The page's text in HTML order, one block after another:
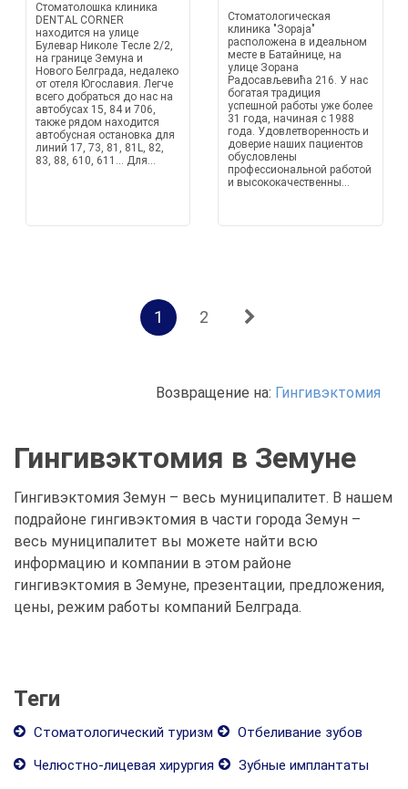
Стоматолошка клиника
DENTAL CORNER
находится на улице
Булевар Николе Тесле 2/2,
на границе Земуна и
Нового Белграда, недалеко
от отеля Югославия. Легче
всего добраться до нас на
автобусах 15, 84 и 706,
также рядом находится
автобусная остановка для
линий 17, 73, 81, 81L, 82,
83, 88, 610, 611... Для...
Стоматологическая
клиника "Зораја"
расположена в идеальном
месте в Батайнице, на
улице Зорана
Радосављевића 216. У нас
богатая традиция
успешной работы уже более
31 года, начиная с 1988
года. Удовлетворенность и
доверие наших пациентов
обусловлены
профессиональной работой
и высококачественны...
1 2
Возвращение на: Гингивэктомия
Гингивэктомия в Земуне
Гингивэктомия Земун – весь муниципалитет. В нашем
подрайоне гингивэктомия в части города Земун –
весь муниципалитет вы можете найти всю
информацию и компании в этом районе
гингивэктомия в Земуне, презентации, предложения,
цены, режим работы компаний Белграда.
Теги
Стоматологический туризм
Отбеливание зубов
Челюстно-лицевая хирургия
Зубные имплантаты